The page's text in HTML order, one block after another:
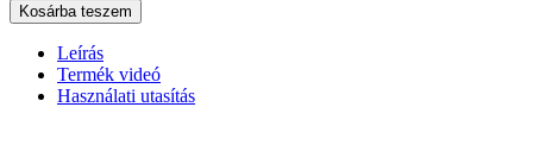
Kosárba teszem
Leírás
Termék videó
Használati utasítás